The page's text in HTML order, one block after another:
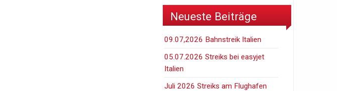
Neueste Beiträge
09.07,2026 Bahnstreik Italien
05.07.2026 Streiks bei easyjet
Italien
Juli 2026 Streiks am Flughafen